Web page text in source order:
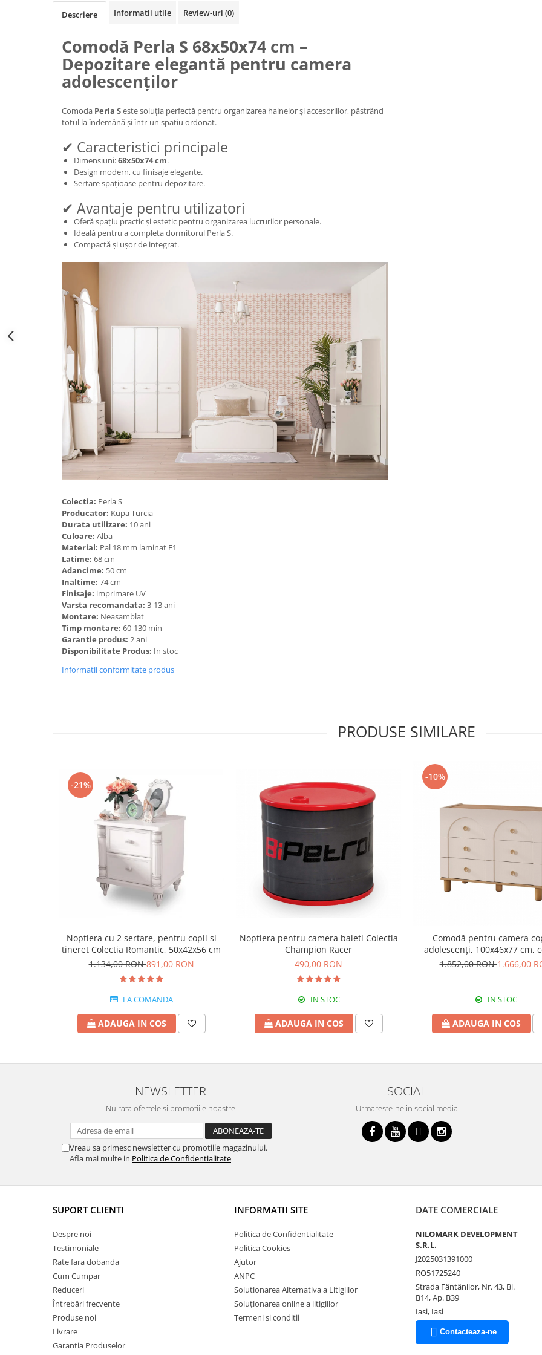
Descriere Informatii utile Review-uri (0)
Comodă Perla S 68x50x74 cm –
Depozitare elegantă pentru camera
adolescenților
Comoda Perla Seste soluția perfectă pentru organizarea hainelor și accesoriilor, păstrând
totul la îndemână și într-un spațiu ordonat.
✔ Caracteristici principale
Dimensiuni:68x50x74 cm.
Design modern, cu finisaje elegante.
Sertare spațioase pentru depozitare.
✔ Avantaje pentru utilizatori
Oferă spațiu practic și estetic pentru organizarea lucrurilor personale.
Ideală pentru a completa dormitorul Perla S.
Compactă și ușor de integrat.
Colectia: Perla S
Producator: Kupa Turcia
Durata utilizare: 10 ani
Culoare: Alba
Material: Pal 18 mm laminat E1
Latime: 68 cm
Adancime: 50 cm
Inaltime: 74 cm
Finisaje: imprimare UV
Varsta recomandata: 3-13 ani
Montare: Neasamblat
Timp montare: 60-130 min
Garantie produs: 2 ani
Disponibilitate Produs: In stoc
Informatii conformitate produs
PRODUSE SIMILARE
-21%
Noptiera cu 2 sertare, pentru copii si
tineret Colectia Romantic, 50x42x56 cm
1.134,00 RON891,00 RON
LA COMANDA
ADAUGA IN COS
Noptiera pentru camera baieti Colectia
Champion Racer
490,00 RON
IN STOC
ADAUGA IN COS
-10%
Comodă pentru camera
adolescenți, 100x46x77 cm,
Louis
1.852,00 RON1.666,00
IN STOC
ADAUGA IN COS
NEWSLETTER
Nu rata ofertele si promotiile noastre
Vreau sa primesc newsletter cu promotiile magazinului.
Afla mai multe in Politica de Confidentialitate
SOCIAL
Urmareste-ne in social media
SUPORT CLIENTI
Despre noi
Testimoniale
Rate fara dobanda
Cum Cumpar
Reduceri
Întrebări frecvente
Produse noi
Livrare
Garantia Produselor
INFORMATII SITE
Politica de Confidentialitate
Politica Cookies
Ajutor
ANPC
Solutionarea Alternativa a Litigiilor
Soluționarea online a litigiilor
Termeni si conditii
DATE COMERCIALE
NILOMARK DEVELOPMENT
S.R.L.
J2025031391000
RO51725240
Strada Fântânilor, Nr. 43, Bl.
B14, Ap. B39
Iasi, Iasi
Contacteaza-ne